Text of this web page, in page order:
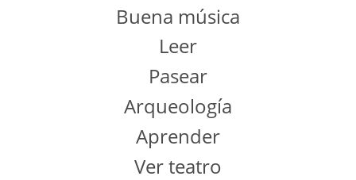
Buena música
Leer
Pasear
Arqueología
Aprender
Ver teatro